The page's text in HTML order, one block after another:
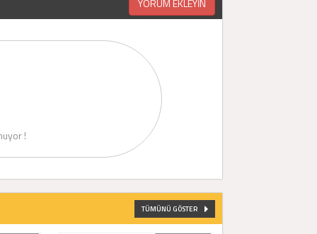
YORUM EKLEYİN
!
TÜMÜNÜ GÖSTER